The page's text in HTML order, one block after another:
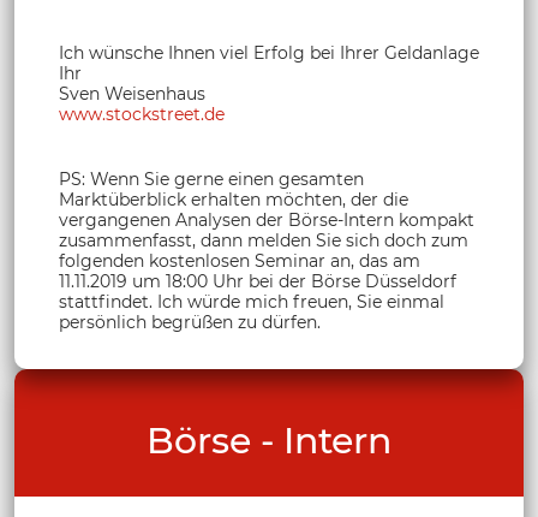
Ich wünsche Ihnen viel Erfolg bei Ihrer Geldanlage
Ihr
Sven Weisenhaus
www.stockstreet.de
PS: Wenn Sie gerne einen gesamten
Marktüberblick erhalten möchten, der die
vergangenen Analysen der Börse-Intern kompakt
zusammenfasst, dann melden Sie sich doch zum
folgenden kostenlosen Seminar an, das am
11.11.2019 um 18:00 Uhr bei der Börse Düsseldorf
stattfindet. Ich würde mich freuen, Sie einmal
persönlich begrüßen zu dürfen.
Börse - Intern